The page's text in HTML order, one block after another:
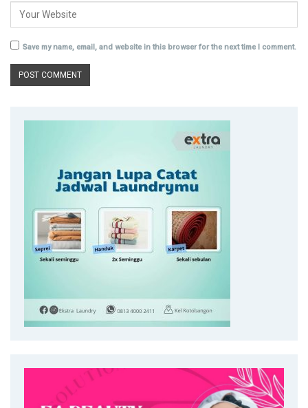
Save my name, email, and website in this browser for the next time I comment.